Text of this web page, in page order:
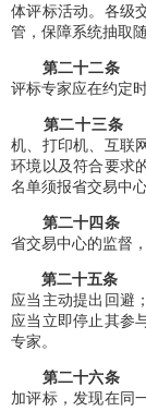
体评标活动。各级
管，保障系统抽取
第二十二条
评标专家应在约定
第二十三
机、打印机、互联
环境以及符合要求
名单须报省交易中
第二十 四 条
省交易中心的监督
第二十五
应当主动提出回避
应当立即停止其参
专家。
第二十六条
加评标，发现在同